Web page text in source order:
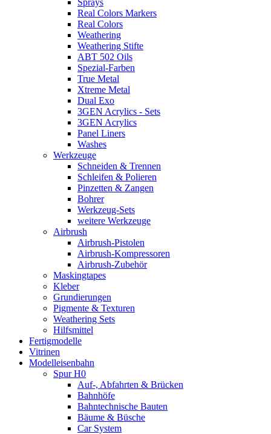
Sprays
Real Colors Markers
Real Colors
Weathering
Weathering Stifte
ABT 502 Oils
Spezial-Farben
True Metal
Xtreme Metal
Dual Exo
3GEN Acrylics - Sets
3GEN Acrylics
Panel Liners
Washes
Werkzeuge
Schneiden & Trennen
Schleifen & Polieren
Pinzetten & Zangen
Bohrer
Werkzeug-Sets
weitere Werkzeuge
Airbrush
Airbrush-Pistolen
Airbrush-Kompressoren
Airbrush-Zubehör
Maskingtapes
Kleber
Grundierungen
Pigmente & Texturen
Weathering Sets
Hilfsmittel
Fertigmodelle
Vitrinen
Modelleisenbahn
Spur H0
Auf-, Abfahrten & Brücken
Bahnhöfe
Bahntechnische Bauten
Bäume & Büsche
Car System